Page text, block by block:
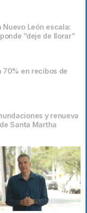
León escala:
“deje de llorar”
70% en recibos de
y renueva
Santa Martha